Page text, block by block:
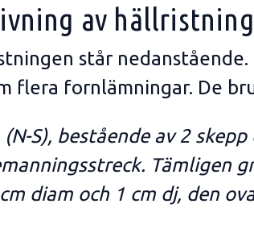
av
står
flera fornlämningar. De
S), bestående av 2
Tämligen
diam och 1 cm dj, den